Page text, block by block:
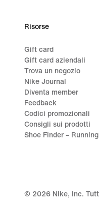
Risorse
Gift card
Gift card aziendali
Trova un negozio
Nike Journal
Diventa member
Feedback
Codici promozionali
Consigli sui prodotti
Shoe Finder – Running
© 2026 Nike, Inc.